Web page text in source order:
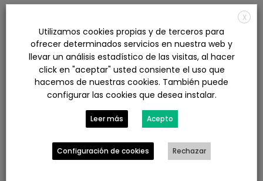
agosto 2026
julio 2026
junio 2026
mayo 2026
abril 2026
marzo 2026
febrero 2026
diciembre 2025
octubre 2025
septiembre 2025
X
Utilizamos cookies propias y de terceros para
ofrecer determinados servicios en nuestra web y
llevar un análisis estadístico de las visitas, al hacer
click en "aceptar" usted consiente el uso que
hacemos de nuestras cookies. También puede
configurar las cookies que desea instalar.
Leer más Acepto
Configuración de cookies Rechazar